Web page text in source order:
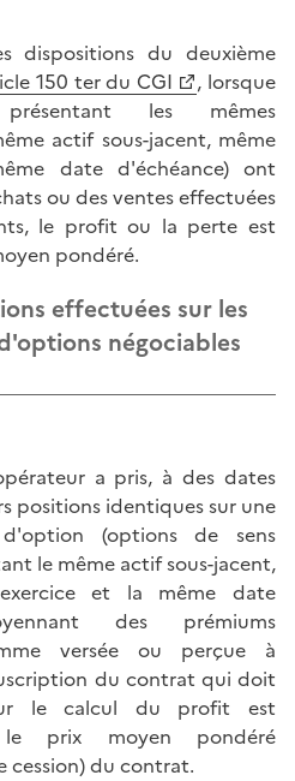
dispositions du deuxième
150 ter du CGI
, lorsque
les mêmes
actif sous-jacent, même
date d'échéance) ont
ou des ventes effectuées
le profit ou la perte est
pondéré.
effectuées sur les
négociables
a pris, à des dates
positions identiques sur une
(options de sens
le même actif sous-jacent,
et la même date
des prémiums
versée ou perçue à
du contrat qui doit
le calcul du profit est
prix moyen pondéré
cession) du contrat.